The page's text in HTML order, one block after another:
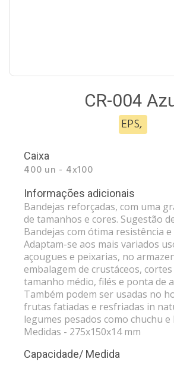
CR-004
EPS,
Caixa
400 un - 4x100
Informações adicionais
Bandejas reforçadas, com uma
de tamanhos e cores. Sugestão
Bandejas com ótima resistência
Adaptam-se aos mais variados
açougues e peixarias, no
embalagem de crustáceos,
tamanho médio, filés e ponta de
Também podem ser usadas no
frutas fatiadas e resfriadas in
legumes pesados como chuchu e
Medidas - 275x150x14 mm
Capacidade/ Medida